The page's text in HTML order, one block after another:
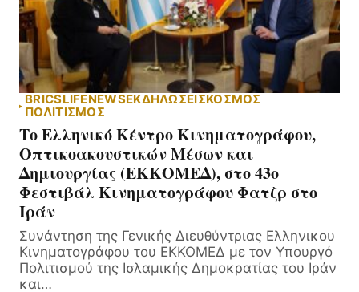
BRICSLIFENEWSΕΚΔΗΛΏΣΕΙΣΚΟΣΜΟΣ
ΠΟΛΙΤΙΣΜΟΣ
Το Ελληνικό Κέντρο Κινηματογράφου,
Οπτικοακουστικών Μέσων και
Δημιουργίας (ΕΚΚΟΜΕΔ), στο 43ο
Φεστιβάλ Κινηματογράφου Φατζρ στο
Ιράν
Συνάντηση της Γενικής Διευθύντριας Ελληνικου
Κινηματογράφου του ΕΚΚΟΜΕΔ με τον Υπουργό
Πολιτισμού της Ισλαμικής Δημοκρατίας του Ιράν
και…